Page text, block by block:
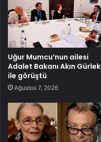
Uğur Mumcu’nun ailesi
Adalet Bakanı Akın Gürlek
ile görüştü
Ağustos 7, 2026